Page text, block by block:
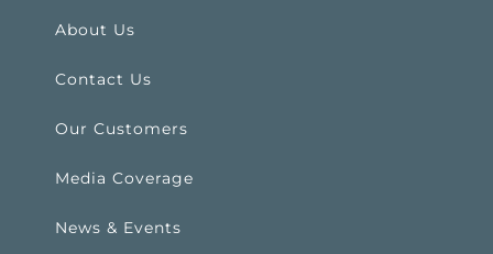
About Us
Contact Us
Our Customers
Media Coverage
News & Events